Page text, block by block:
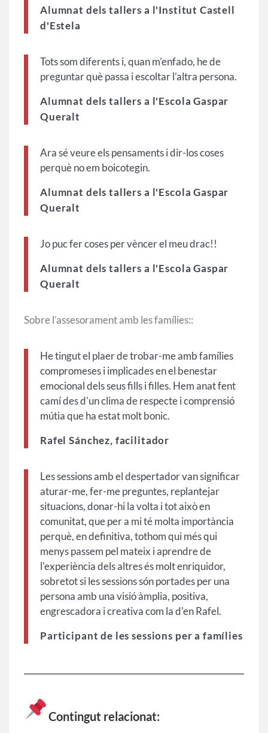
Alumnat dels tallers a l'Institut Castell
d'Estela
Tots som diferents i, quan m’enfado, he de
preguntar què passa i escoltar l’altra persona.
Alumnat dels tallers a l'Escola Gaspar
Queralt
Ara sé veure els pensaments i dir-los coses
perquè no em boicotegin.
Alumnat dels tallers a l'Escola Gaspar
Queralt
Jo puc fer coses per vèncer el meu drac!!
Alumnat dels tallers a l'Escola Gaspar
Queralt
Sobre l’assesorament amb les famílies::
He tingut el plaer de trobar-me amb famílies
compromeses i implicades en el benestar
emocional dels seus fills i filles. Hem anat fent
camí des d'un clima de respecte i comprensió
mútia que ha estat molt bonic.
Rafel Sánchez, facilitador
Les sessions amb el despertador van significar
aturar-me, fer-me preguntes, replantejar
situacions, donar-hi la volta i tot això en
comunitat, que per a mi té molta importància
perquè, en definitiva, tothom qui més qui
menys passem pel mateix i aprendre de
l'experiència dels altres és molt enriquidor,
sobretot si les sessions són portades per una
persona amb una visió àmplia, positiva,
engrescadora i creativa com la d'en Rafel.
Participant de les sessions per a famílies
Contingut relacionat: